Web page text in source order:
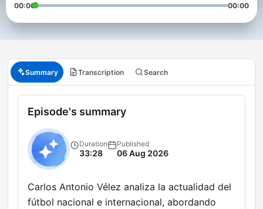
00:00 00:00
Summary Transcription Search
Episode's summary
Duration
33:28
Published
06 Aug 2026
Carlos Antonio Vélez analiza la actualidad del
fútbol nacional e internacional, abordando